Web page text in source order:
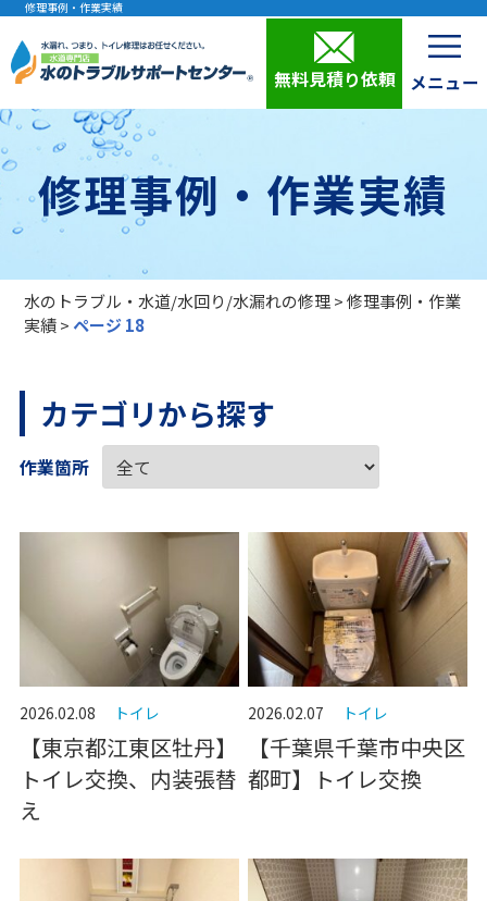
修理事例・作業実績
無料見積り依頼
修理事例・作業実績
水のトラブル・水道/水回り/水漏れの修理>修理事例・作業
実績> ページ 18
カテゴリから探す
作業箇所
2026.02.08 トイレ
【東京都江東区牡丹】
トイレ交換、内装張替
え
2026.02.07 トイレ
【千葉県千葉市中央区
都町】トイレ交換